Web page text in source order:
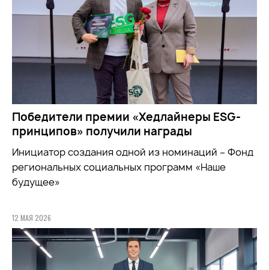
Победители премии «Хедлайнеры ESG-
принципов» получили награды
Инициатор создания одной из номинаций – Фонд
региональных социальных программ «Наше
будущее»
12 МАЯ 2026